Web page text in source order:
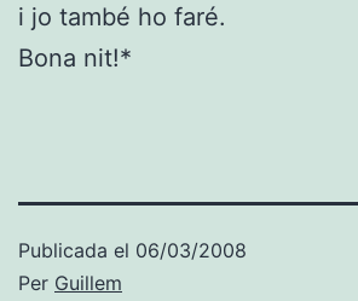
i jo també ho faré.
Bona nit!*
Publicada el 06/03/2008
Per Guillem